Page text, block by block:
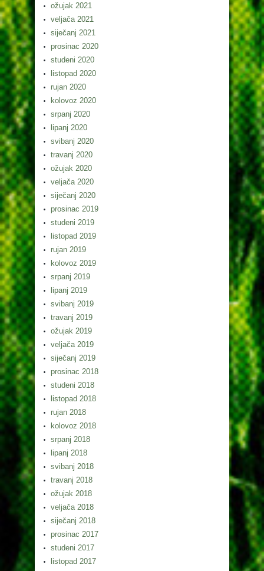
ožujak 2021
veljača 2021
siječanj 2021
prosinac 2020
studeni 2020
listopad 2020
rujan 2020
kolovoz 2020
srpanj 2020
lipanj 2020
svibanj 2020
travanj 2020
ožujak 2020
veljača 2020
siječanj 2020
prosinac 2019
studeni 2019
listopad 2019
rujan 2019
kolovoz 2019
srpanj 2019
lipanj 2019
svibanj 2019
travanj 2019
ožujak 2019
veljača 2019
siječanj 2019
prosinac 2018
studeni 2018
listopad 2018
rujan 2018
kolovoz 2018
srpanj 2018
lipanj 2018
svibanj 2018
travanj 2018
ožujak 2018
veljača 2018
siječanj 2018
prosinac 2017
studeni 2017
listopad 2017